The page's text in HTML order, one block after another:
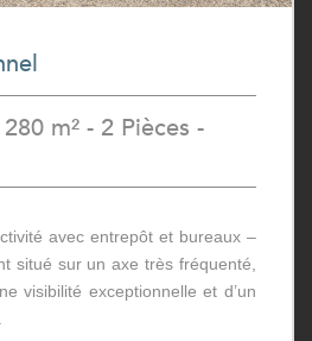
m² - 2 Pièces -
avec entrepôt et bureaux –
situé sur un axe très fréquenté,
visibilité exceptionnelle et d’un